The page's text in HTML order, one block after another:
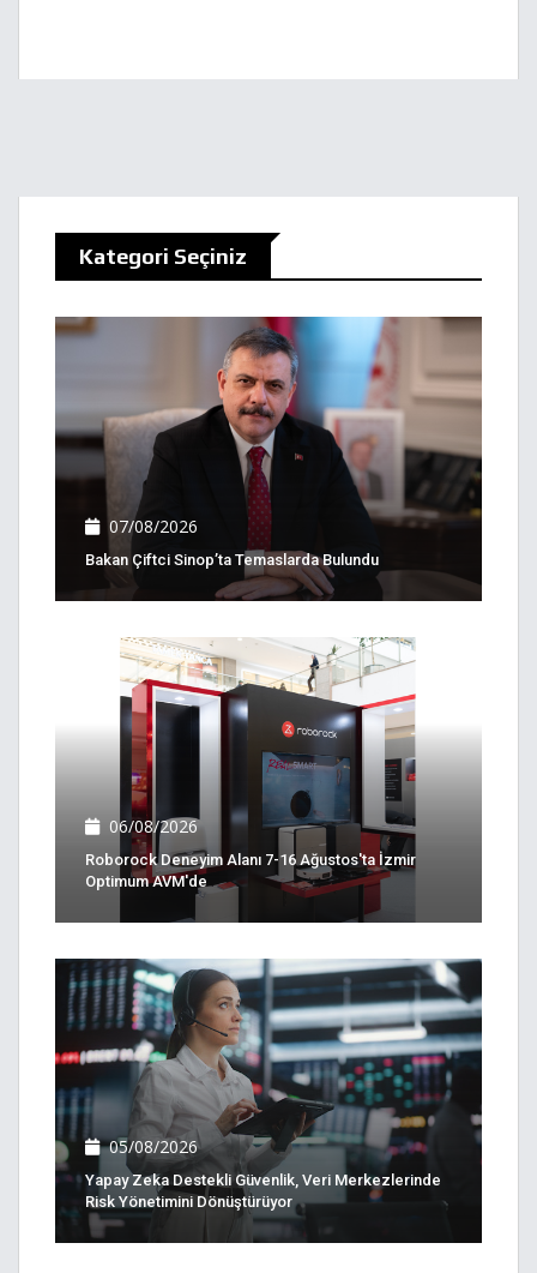
Kategori Seçiniz
07/08/2026
Bakan Çiftci Sinop’ta Temaslarda Bulundu
06/08/2026
Roborock Deneyim Alanı 7-16 Ağustos'ta İzmir
Optimum AVM'de
05/08/2026
Yapay Zeka Destekli Güvenlik, Veri Merkezlerinde
Risk Yönetimini Dönüştürüyor